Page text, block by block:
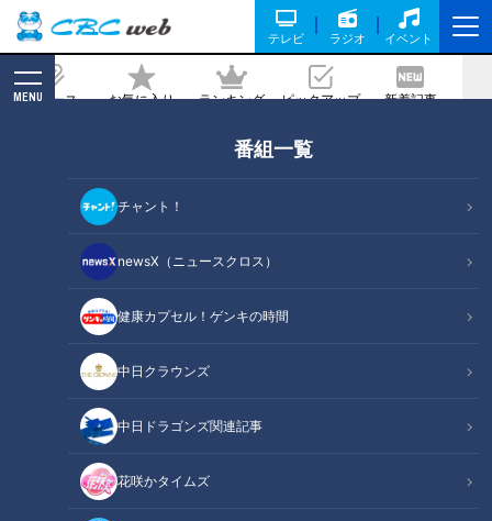
テレビ ラジオ イベント
ニュース お気に入り ランキング ピックアップ 新着記事
MENU
番組一覧
チャント！
newsX（ニュースクロス）
健康カプセル！ゲンキの時間
中日クラウンズ
中日ドラゴンズ関連記事
花咲かタイムズ
菓子屋の令和版“たません”も！地元で人
気の“愛されフード”を調査
記事に戻る